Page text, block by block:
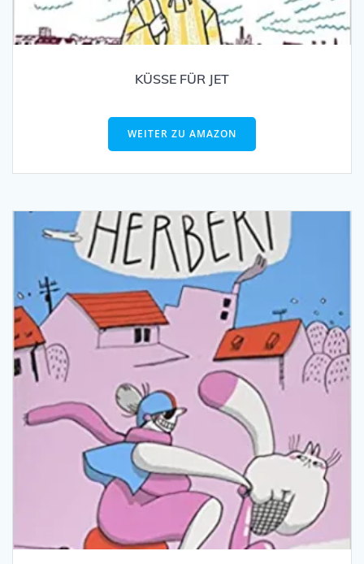
KÜSSE FÜR JET
WEITER ZU AMAZON